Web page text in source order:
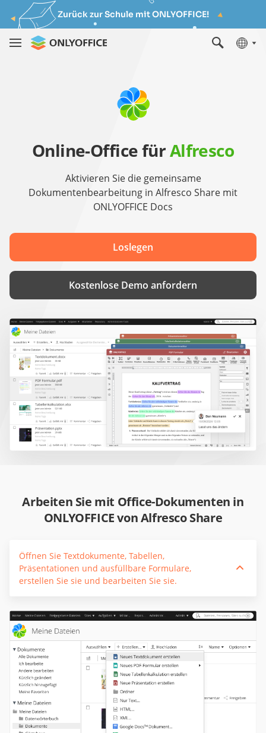
Zurück zur Schule mit ONLYOFFICE!
Online-Office fürAlfresco
Aktivieren Sie die gemeinsame
Dokumentenbearbeitung in Alfresco Share mit
ONLYOFFICE Docs
Loslegen
Kostenlose Demo anfordern
Arbeiten Sie mit Office-Dokumenten in
ONLYOFFICE von Alfresco Share
Öffnen Sie Textdokumente, Tabellen,
Präsentationen und ausfüllbare Formulare,
erstellen Sie sie und bearbeiten Sie sie.